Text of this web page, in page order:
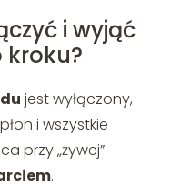
i wyjąć
jest wyłączony,
i wszystkie
przy „żywej”
.